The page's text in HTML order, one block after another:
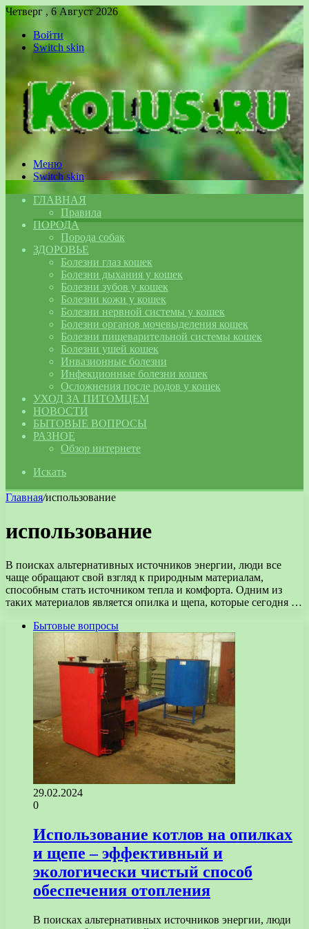
Четверг , 6 Август 2026
Войти
Switch skin
Меню
Switch skin
ГЛАВНАЯ
Правила
ПОРОДА
Порода собак
ЗДОРОВЬЕ
Болезни глаз кошек
Болезни дыхания у кошек
Болезни зубов у кошек
Болезни кожи у кошек
Болезни нервной системы у кошек
Болезни органов мочевыделения кошек
Болезни пищеварительной системы кошек
Болезни ушей кошек
Инвазионные болезни
Инфекционные болезни кошек
Осложнения после родов у кошек
УХОД ЗА ПИТОМЦЕМ
НОВОСТИ
БЫТОВЫЕ ВОПРОСЫ
РАЗНОЕ
Обзор интернете
Искать
Главная/использование
использование
В поисках альтернативных источников энергии, люди все
чаще обращают свой взгляд к природным материалам,
способным стать источником тепла и комфорта. Одним из
таких материалов является опилка и щепа, которые сегодня …
Бытовые вопросы
29.02.2024
0
Использование котлов на опилках
и щепе – эффективный и
экологически чистый способ
обеспечения отопления
В поисках альтернативных источников энергии, люди